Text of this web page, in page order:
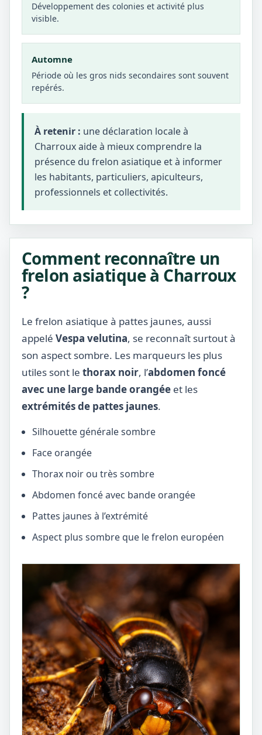
Développement des colonies et activité plus
visible.
Automne
Période où les gros nids secondaires sont souvent
repérés.
À retenir : une déclaration locale à
Charroux aide à mieux comprendre la
présence du frelon asiatique et à informer
les habitants, particuliers, apiculteurs,
professionnels et collectivités.
Comment reconnaître un
frelon asiatique à Charroux
?
Le frelon asiatique à pattes jaunes, aussi
appelé Vespa velutina, se reconnaît surtout à
son aspect sombre. Les marqueurs les plus
utiles sont le thorax noir, l’abdomen foncé
avec une large bande orangée et les
extrémités de pattes jaunes.
Silhouette générale sombre
Face orangée
Thorax noir ou très sombre
Abdomen foncé avec bande orangée
Pattes jaunes à l’extrémité
Aspect plus sombre que le frelon européen